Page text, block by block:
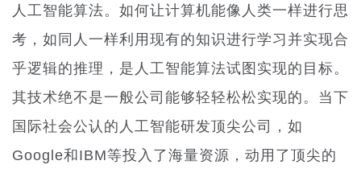
人工智能算法。如何让计算机能像人类一样进行思
考，如同人一样利用现有的知识进行学习并实现合
乎逻辑的推理，是人工智能算法试图实现的目标。
其技术绝不是一般公司能够轻轻松松实现的。当下
国际社会公认的人工智能研发顶尖公司，如
Google和IBM等投入了海量资源，动用了顶尖的